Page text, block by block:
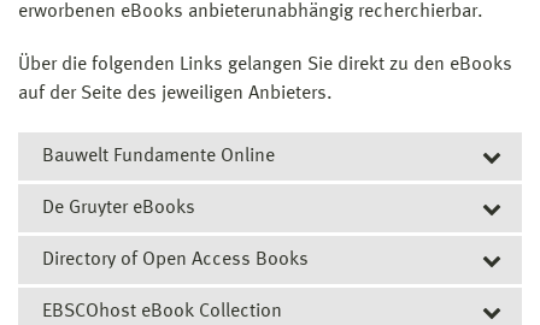
erworbenen eBooks anbieterunabhängig recherchierbar.
Über die folgenden Links gelangen Sie direkt zu den eBooks
auf der Seite des jeweiligen Anbieters.
Bauwelt Fundamente Online
Die Hochschulbibliothek hat das De Gruyter-eBook-
Paket Bauwelt Fundamente mit mehr als 130 Titeln aus
über 50 Jahren lizenziert.
De Gruyter eBooks
Aus dem Angebot des Verlags De Gruyter und der
Verlagsimprints Birkhäuser, De Gruyter Oldenbourg und
transcript wurde eine Auswahl von Einzeltiteln vorrangig
Directory of Open Access Books
Das Directory of Open Access Books (DOAB)
EBSCOhost eBook Collection